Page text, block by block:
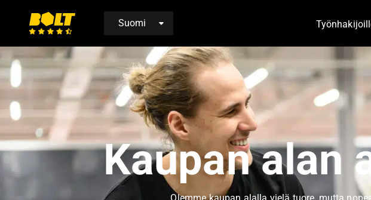
Siirry
etusivulle
Kaupan alan